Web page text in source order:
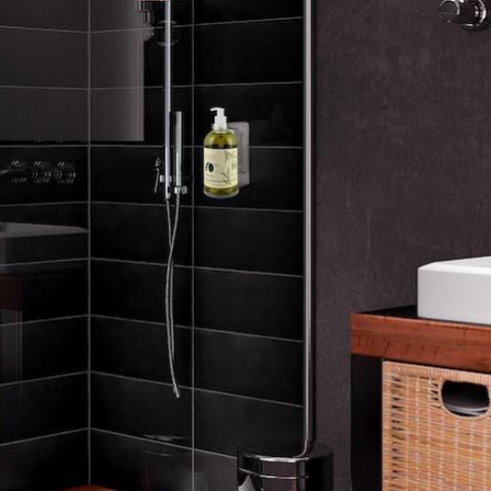
DEDICACIUN ALTRO SECONDO
facilmente conoscere tutti i nostri
scaricando i cataloghi in PDF.
CLICCA SULLE IMMAGINI